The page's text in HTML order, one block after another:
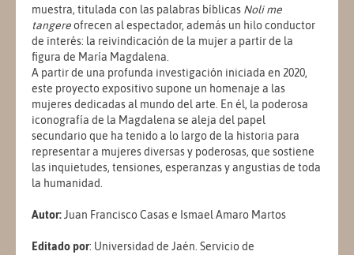
muestra, titulada con las palabras bíblicas Noli me
tangereofrecen al espectador, además un hilo conductor
de interés: la reivindicación de la mujer a partir de la
figura de María Magdalena.
A partir de una profunda investigación iniciada en 2020,
este proyecto expositivo supone un homenaje a las
mujeres dedicadas al mundo del arte. En él, la poderosa
iconografía de la Magdalena se aleja del papel
secundario que ha tenido a lo largo de la historia para
representar a mujeres diversas y poderosas, que sostiene
las inquietudes, tensiones, esperanzas y angustias de toda
la humanidad.
Autor:Juan Francisco Casas e Ismael Amaro Martos
Editado por: Universidad de Jaén. Servicio de